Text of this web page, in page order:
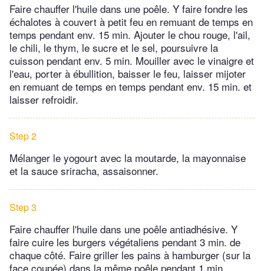
Faire chauffer l'huile dans une poêle. Y faire fondre les
échalotes à couvert à petit feu en remuant de temps en
temps pendant env. 15 min. Ajouter le chou rouge, l'ail,
le chili, le thym, le sucre et le sel, poursuivre la
cuisson pendant env. 5 min. Mouiller avec le vinaigre et
l'eau, porter à ébullition, baisser le feu, laisser mijoter
en remuant de temps en temps pendant env. 15 min. et
laisser refroidir.
Step 2
Mélanger le yogourt avec la moutarde, la mayonnaise
et la sauce sriracha, assaisonner.
Step 3
Faire chauffer l'huile dans une poêle antiadhésive. Y
faire cuire les burgers végétaliens pendant 3 min. de
chaque côté. Faire griller les pains à hamburger (sur la
face coupée) dans la même poêle pendant 1 min.